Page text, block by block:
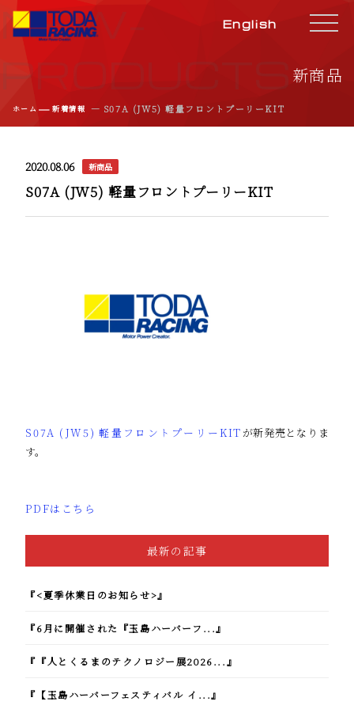
English
新商品
NEW-
PRODUCTS
ホーム ― 新着情報 ― S07A (JW5) 軽量フロントプーリーKIT
2020.08.06 新商品
S07A (JW5) 軽量フロントプーリーKIT
S07A (JW5) 軽量フロントプーリーKIT が新発売となりま
す。
PDFはこちら
最新の記事
『<夏季休業日のお知らせ>』
『6月に開催された『玉島ハーバーフ...』
『『人とくるまのテクノロジー展2026...』
『【玉島ハーバーフェスティバル イ...』